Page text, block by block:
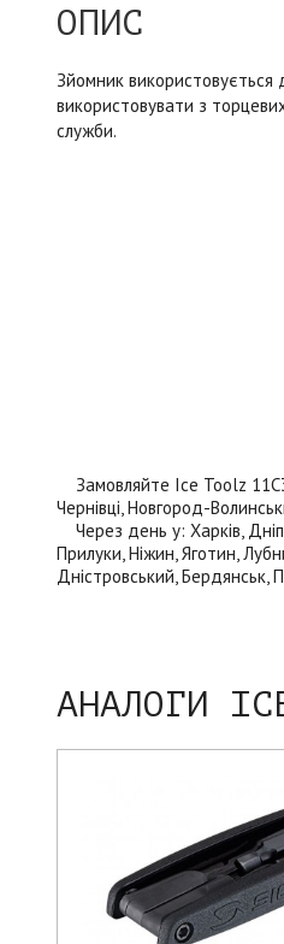
ОПИС
Зйомник використовується
використовувати з
служби.
Замовляйте Ice Toolz 11C3
Чернівці, Новгород-
Через день у: Харків,
Прилуки, Ніжин, Яготин,
Дністровський, Бердянськ,
АНАЛОГИ